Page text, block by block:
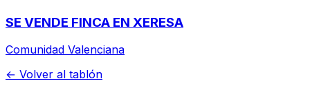
SE VENDE FINCA EN XERESA
Comunidad Valenciana
← Volver al tablón